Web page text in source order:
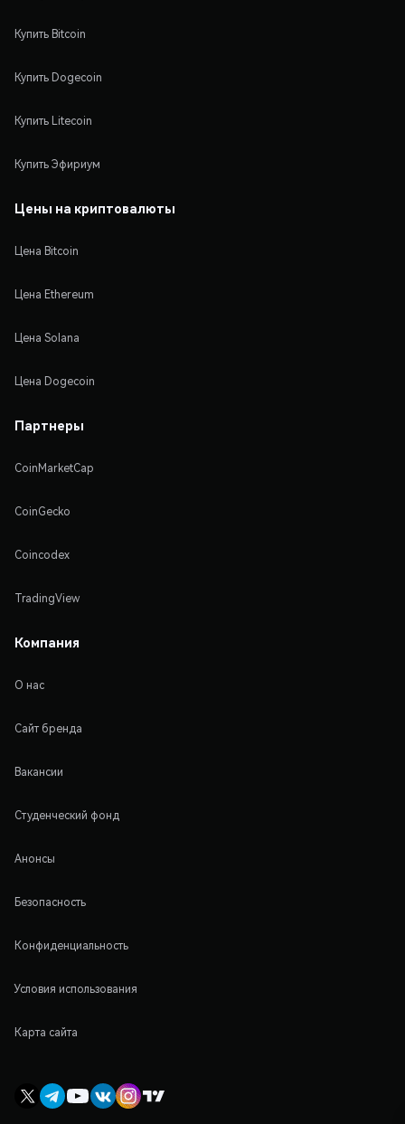
Купить Bitcoin
Купить Dogecoin
Купить Litecoin
Купить Эфириум
Цены на криптовалюты
Цена Bitcoin
Цена Ethereum
Цена Solana
Цена Dogecoin
Партнеры
CoinMarketCap
CoinGecko
Coincodex
TradingView
Компания
О нас
Сайт бренда
Вакансии
Студенческий фонд
Анонсы
Безопасность
Конфиденциальность
Условия использования
Карта сайта